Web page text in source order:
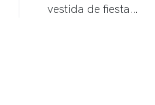
vestida de fiesta…